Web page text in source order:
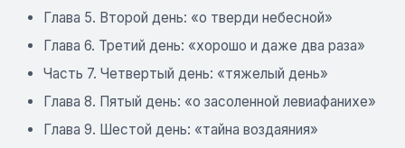
Глава 5. Второй день: «о тверди небесной»
Глава 6. Третий день: «хорошо и даже два раза»
Часть 7. Четвертый день: «тяжелый день»
Глава 8. Пятый день: «о засоленной левиафанихе»
Глава 9. Шестой день: «тайна воздаяния»